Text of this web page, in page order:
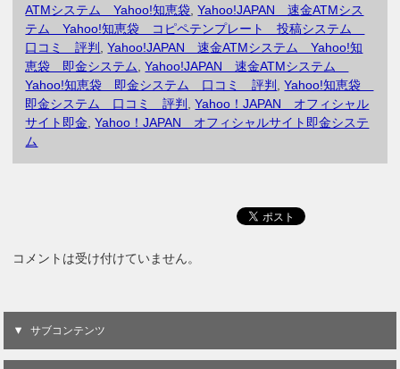
ATMシステム Yahoo!知恵袋,Yahoo!JAPAN 速金ATMシス
テム Yahoo!知恵袋 コピペテンプレート 投稿システム
口コミ 評判 ,Yahoo!JAPAN 速金ATMシステム Yahoo!知
恵袋 即金システム,Yahoo!JAPAN 速金ATMシステム
Yahoo!知恵袋 即金システム 口コミ 評判 ,Yahoo!知恵袋
即金システム 口コミ 評判 ,Yahoo！JAPAN オフィシャル
サイト即金,Yahoo！JAPAN オフィシャルサイト即金システ
ム
コメントは受け付けていません。
サブコンテンツ